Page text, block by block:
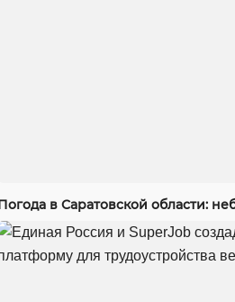
в Саратовской области: